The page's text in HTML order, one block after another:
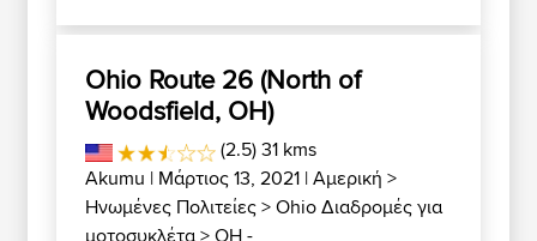
Ohio Route 26 (North of
Woodsfield, OH)
(2.5) 31 kms
Akumu | Μάρτιος 13, 2021 |Αμερική >
Ηνωμένες Πολιτείες>Ohio Διαδρομές για
μοτοσυκλέτα>OH -